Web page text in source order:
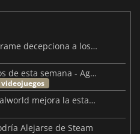
El precio filtrado de Steam Frame decepciona a los usuarios
Lanzamientos de videojuegos de esta semana - Agosto de 2026 (semana 32)
La última actualización de Palworld mejora la estabilidad
Alejarse de Steam